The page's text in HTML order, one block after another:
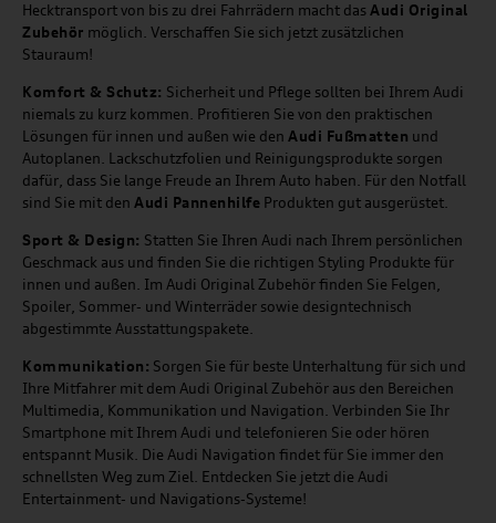
Hecktransport von bis zu drei Fahrrädern macht dasAudi Original
Zubehör möglich. Verschaffen Sie sich jetzt zusätzlichen
Stauraum!
Komfort & Schutz: Sicherheit und Pflege sollten bei Ihrem Audi
niemals zu kurz kommen. Profitieren Sie von den praktischen
Lösungen für innen und außen wie den Audi Fußmatten und
Autoplanen. Lackschutzfolien und Reinigungsprodukte sorgen
dafür, dass Sie lange Freude an Ihrem Auto haben. Für den Notfall
sind Sie mit den Audi Pannenhilfe Produkten gut ausgerüstet.
Sport & Design: Statten Sie Ihren Audi nach Ihrem persönlichen
Geschmack aus und finden Sie die richtigen Styling Produkte für
innen und außen. Im Audi Original Zubehör finden Sie Felgen,
Spoiler, Sommer- und Winterräder sowie designtechnisch
abgestimmte Ausstattungspakete.
Kommunikation: Sorgen Sie für beste Unterhaltung für sich und
Ihre Mitfahrer mit dem Audi Original Zubehör aus den Bereichen
Multimedia, Kommunikation und Navigation. Verbinden Sie Ihr
Smartphone mit Ihrem Audi und telefonieren Sie oder hören
entspannt Musik. Die Audi Navigation findet für Sie immer den
schnellsten Weg zum Ziel. Entdecken Sie jetzt die Audi
Entertainment- und Navigations-Systeme!